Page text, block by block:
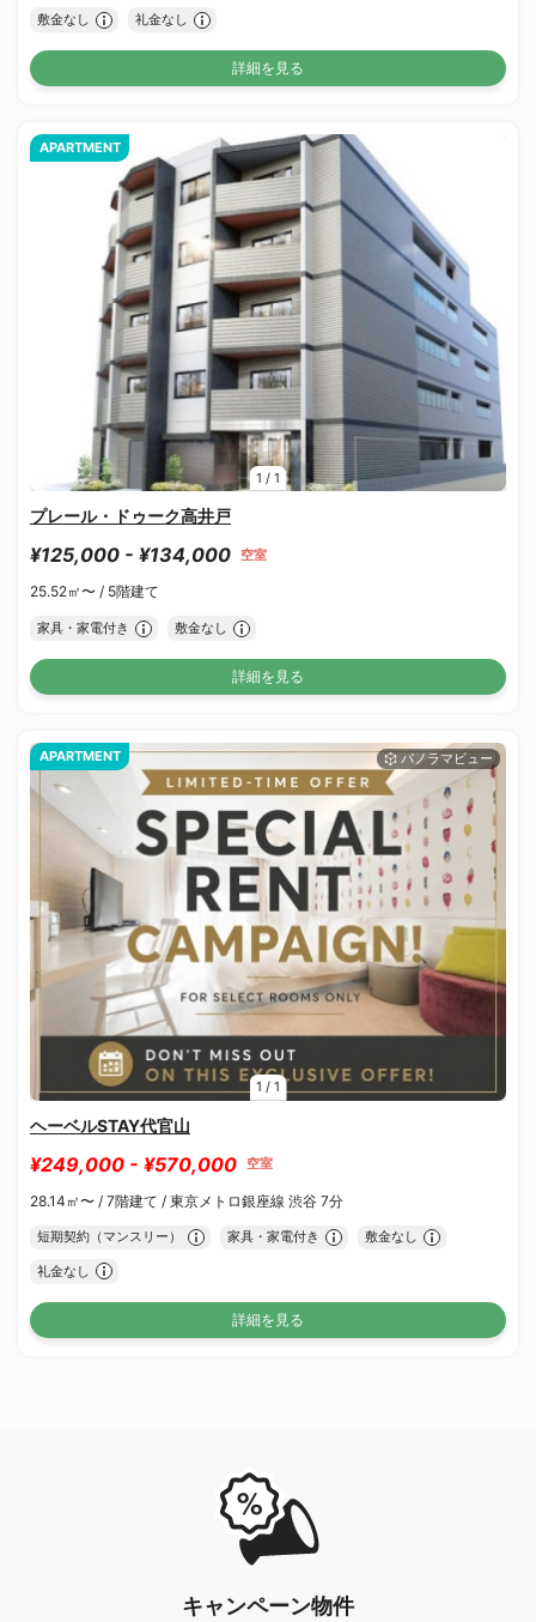
敷金なし 礼金なし
詳細を見る
1 / 1
APARTMENT
プレール・ドゥーク高井戸
¥125,000 - ¥134,000 空室
25.52㎡〜 / 5階建て
家具・家電付き 敷金なし
詳細を見る
1 / 1
APARTMENT
ヘーベルSTAY代官山
¥249,000 - ¥570,000 空室
28.14㎡〜 / 7階建て / 東京メトロ銀座線 渋谷 7分
短期契約（マンスリー） 家具・家電付き 敷金なし
礼金なし
詳細を見る
キャンペーン物件